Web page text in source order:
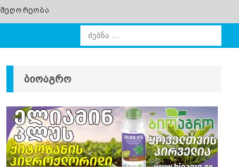
ᲛᲔᲦᲝᲠᲔᲝᲑᲐ
ᲑᲘᲝᲐᲒᲠᲝ